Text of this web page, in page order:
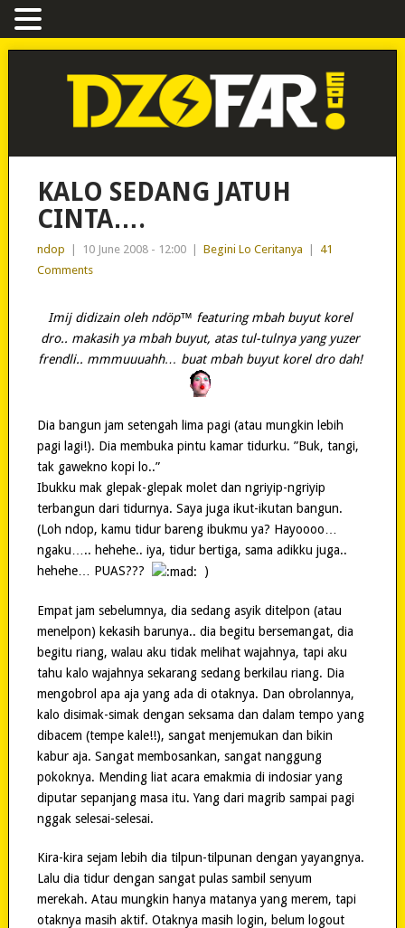
KALO SEDANG JATUH
CINTA….
ndop 10 June 2008 - 12:00 Begini Lo Ceritanya
41
Comments
Imij didizain oleh ndöp™ featuring mbah buyut korel
dro.. makasih ya mbah buyut, atas tul-tulnya yang yuzer
frendli.. mmmuuuahh… buat mbah buyut korel dro dah!
Dia bangun jam setengah lima pagi (atau mungkin lebih
pagi lagi!). Dia membuka pintu kamar tidurku. ”Buk, tangi,
tak gawekno kopi lo..”
Ibukku mak glepak-glepak molet dan ngriyip-ngriyip
terbangun dari tidurnya. Saya juga ikut-ikutan bangun.
(Loh ndop, kamu tidur bareng ibukmu ya? Hayoooo…
ngaku….. hehehe.. iya, tidur bertiga, sama adikku juga..
hehehe… PUAS???
)
Empat jam sebelumnya, dia sedang asyik ditelpon (atau
menelpon) kekasih barunya.. dia begitu bersemangat, dia
begitu riang, walau aku tidak melihat wajahnya, tapi aku
tahu kalo wajahnya sekarang sedang berkilau riang. Dia
mengobrol apa aja yang ada di otaknya. Dan obrolannya,
kalo disimak-simak dengan seksama dan dalam tempo yang
dibacem (tempe kale!!), sangat menjemukan dan bikin
kabur aja. Sangat membosankan, sangat nanggung
pokoknya. Mending liat acara emakmia di indosiar yang
diputar sepanjang masa itu. Yang dari magrib sampai pagi
nggak selesai-selesai.
Kira-kira sejam lebih dia tilpun-tilpunan dengan yayangnya.
Lalu dia tidur dengan sangat pulas sambil senyum
merekah. Atau mungkin hanya matanya yang merem, tapi
otaknya masih aktif. Otaknya masih login, belum logout